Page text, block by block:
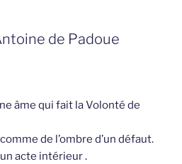
de Padoue
âme qui fait la Volonté de
de l’ombre d’un défaut.
acte intérieur .